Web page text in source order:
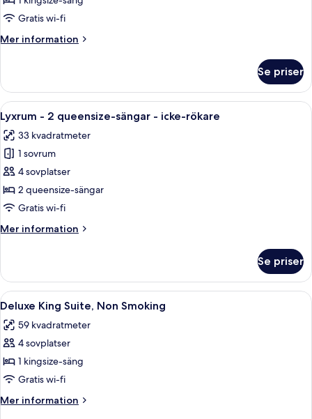
-
utsikt
staden
-
1
kingsize-
-
icke-
rökare
Gratis wi-fi
Mer information
Mer
-
kingsize-
säng
icke-
rökare
Se priser
Öppna
alla
foton
för
Lyxrum
-
2
sängar
rökare
Ett hotellrum med två sängar, ett
6
Lyxrum - 2 queensize-sängar - icke-rökare
33 kvadratmeter
1 sovrum
4 sovplatser
2 queensize-sängar
Gratis wi-fi
Mer information
Mer
-
queensize-
icke-
Se priser
Öppna
alla
foton
för
Deluxe
King
Suite,
Non
Ett modernt hotellrum med en grå
7
Deluxe King Suite, Non Smoking
59 kvadratmeter
4 sovplatser
1 kingsize-säng
Gratis wi-fi
Mer information
Mer